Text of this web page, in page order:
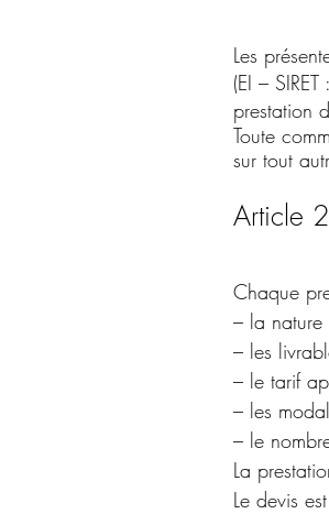
Les
(EI –
prestation
Toute
sur tout
Article
Chaque
– la nature
– les
– le tarif
– les
– le
La
Le devis